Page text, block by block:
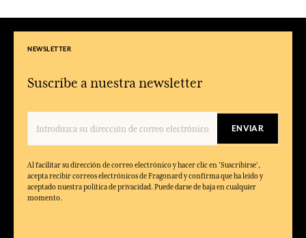
NEWSLETTER
Suscríbe a nuestra newsletter
ENVIAR
Al facilitar su dirección de correo electrónico y hacer clic en 'Suscribirse',
acepta recibir correos electrónicos de Fragonard y confirma que ha leído y
aceptado nuestra política de privacidad. Puede darse de baja en cualquier
momento.